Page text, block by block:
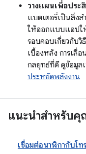
วางแผนเพื่อประ
แบตเตอรี่เป็นสิ่ง
ให้ออกแบบแอปใ
รอบคอบเกี่ยวกับวิ
เบื้องหลัง การเลื่
กลยุทธ์ที่ดี ดูข้อมูล
ประหยัดพลังงาน
แนะนำสำหรับ
เชื่อมต่อนาฬิกากับโ